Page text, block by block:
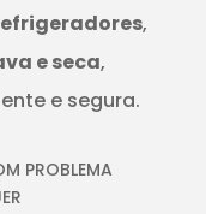
,
e seca,
e segura.
PROBLEMA